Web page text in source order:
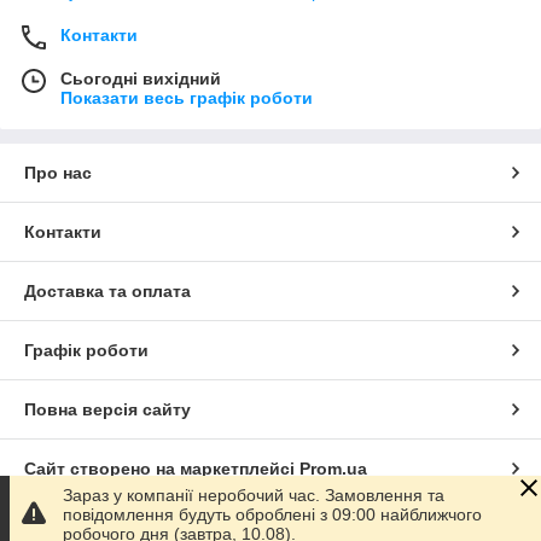
Контакти
Сьогодні вихідний
Показати весь графік роботи
Про нас
Контакти
Доставка та оплата
Графік роботи
Повна версія сайту
Сайт створено на маркетплейсі Prom.ua
Політика конфіденційності
Зараз у компанії неробочий час. Замовлення та
повідомлення будуть оброблені з 09:00 найближчого
робочого дня (завтра, 10.08).